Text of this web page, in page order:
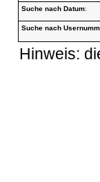
Suche nach Datum:
Suche nach
Hinweis: